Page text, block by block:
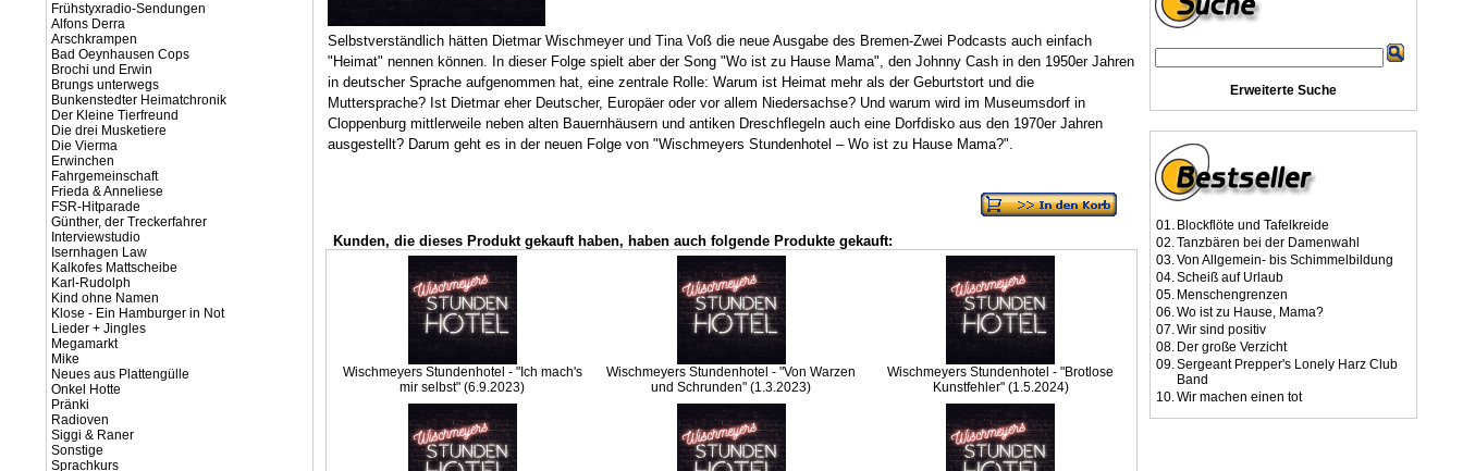
Frühstyxradio-Sendungen
Alfons Derra
Arschkrampen
Bad Oeynhausen Cops
Brochi und Erwin
Brungs unterwegs
Bunkenstedter Heimatchronik
Der Kleine Tierfreund
Die drei Musketiere
Die Vierma
Erwinchen
Fahrgemeinschaft
Frieda & Anneliese
FSR-Hitparade
Günther, der Treckerfahrer
Interviewstudio
Isernhagen Law
Kalkofes Mattscheibe
Karl-Rudolph
Kind ohne Namen
Klose - Ein Hamburger in Not
Lieder + Jingles
Megamarkt
Mike
Neues aus Plattengülle
Onkel Hotte
Pränki
Radioven
Siggi & Raner
Sonstige
Sprachkurs
Selbstverständlich hätten Dietmar Wischmeyer und Tina Voß die neue Ausgabe des Bremen-Zwei Podcasts auch einfach
"Heimat" nennen können. In dieser Folge spielt aber der Song "Wo ist zu Hause Mama", den Johnny Cash in den 1950er Jahren
in deutscher Sprache aufgenommen hat, eine zentrale Rolle: Warum ist Heimat mehr als der Geburtstort und die
Muttersprache? Ist Dietmar eher Deutscher, Europäer oder vor allem Niedersachse? Und warum wird im Museumsdorf in
Cloppenburg mittlerweile neben alten Bauernhäusern und antiken Dreschflegeln auch eine Dorfdisko aus den 1970er Jahren
ausgestellt? Darum geht es in der neuen Folge von "Wischmeyers Stundenhotel – Wo ist zu Hause Mama?".
Kunden, die dieses Produkt gekauft haben, haben auch folgende Produkte gekauft:
Wischmeyers Stundenhotel - "Ich mach's
mir selbst" (6.9.2023)
Wischmeyers Stundenhotel - "Von Warzen
und Schrunden" (1.3.2023)
Wischmeyers Stundenhotel - "Brotlose
Kunstfehler" (1.5.2024)
Erweiterte Suche
01. Blockflöte und Tafelkreide
02.Tanzbären bei der Damenwahl
03.Von Allgemein- bis Schimmelbildung
04.Scheiß auf Urlaub
05. Menschengrenzen
06.Wo ist zu Hause, Mama?
07.Wir sind positiv
08. Der große Verzicht
09.Sergeant Prepper's Lonely Harz Club
Band
10.Wir machen einen tot